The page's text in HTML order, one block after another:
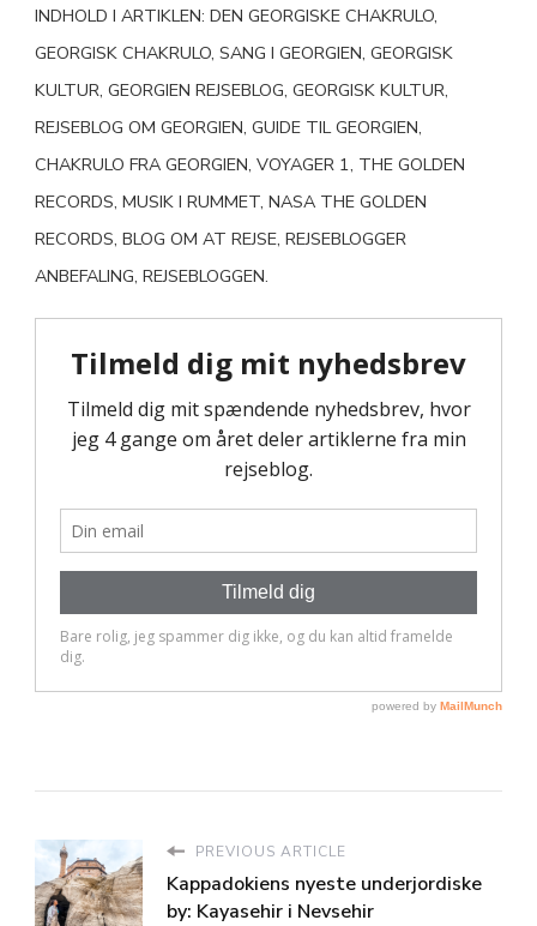
INDHOLD I ARTIKLEN: DEN GEORGISKE CHAKRULO,
GEORGISK CHAKRULO, SANG I GEORGIEN, GEORGISK
KULTUR, GEORGIEN REJSEBLOG, GEORGISK KULTUR,
REJSEBLOG OM GEORGIEN, GUIDE TIL GEORGIEN,
CHAKRULO FRA GEORGIEN, VOYAGER 1, THE GOLDEN
RECORDS, MUSIK I RUMMET, NASA THE GOLDEN
RECORDS, BLOG OM AT REJSE, REJSEBLOGGER
ANBEFALING, REJSEBLOGGEN.
PREVIOUS ARTICLE
Kappadokiens nyeste underjordiske
by: Kayasehir i Nevsehir